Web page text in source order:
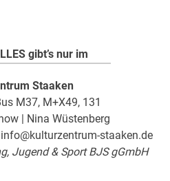
gibt’s nur im
Staaken
M37, M+X49, 131
| Nina Wüstenberg
info@kulturzentrum-staaken.de
Jugend & Sport BJS gGmbH